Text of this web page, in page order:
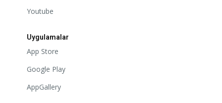
Youtube
Uygulamalar
App Store
Google Play
AppGallery